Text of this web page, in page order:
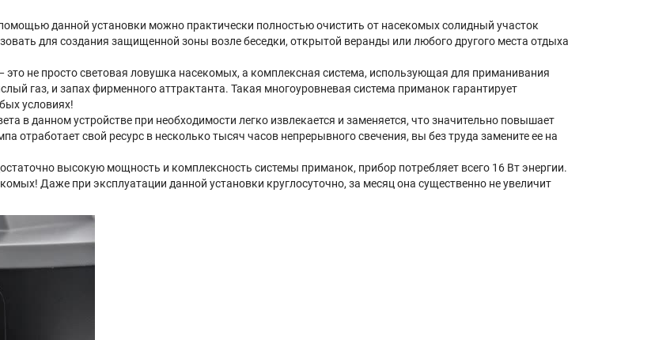
данной установки можно практически полностью очистить от насекомых солидный участок
для создания защищенной зоны возле беседки, открытой веранды или любого другого места отдыха
это не просто световая ловушка насекомых, а комплексная система, использующая для приманивания
газ, и запах фирменного аттрактанта. Такая многоуровневая система приманок гарантирует
условиях!
в данном устройстве при необходимости легко извлекается и заменяется, что значительно повышает
отработает свой ресурс в несколько тысяч часов непрерывного свечения, вы без труда замените ее на
высокую мощность и комплексность системы приманок, прибор потребляет всего 16 Вт энергии.
Даже при эксплуатации данной установки круглосуточно, за месяц она существенно не увеличит